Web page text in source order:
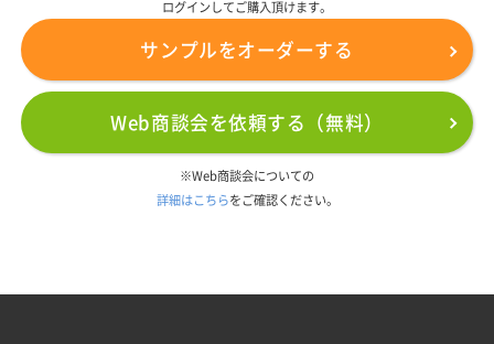
ログインしてご購入頂けます。
サンプルをオーダーする
Web商談会を依頼する（無料）
※Web商談会についての
詳細はこちらをご確認ください。